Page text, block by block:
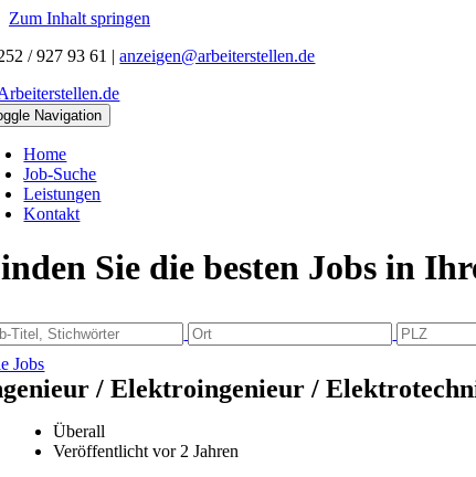
Zum Inhalt springen
/ 927 93 61 |anzeigen@arbeiterstellen.de
Navigation
Home
Job-Suche
Leistungen
Kontakt
Sie die besten Jobs in
Jobs
/ Elektroingenieur /
Überall
Veröffentlicht vor 2 Jahren